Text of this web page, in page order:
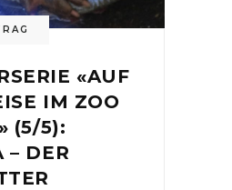
«AUF
IM ZOO
(5/5):
– DER